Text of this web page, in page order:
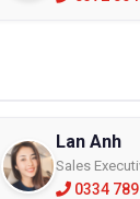
Lan Anh
Sales
0334